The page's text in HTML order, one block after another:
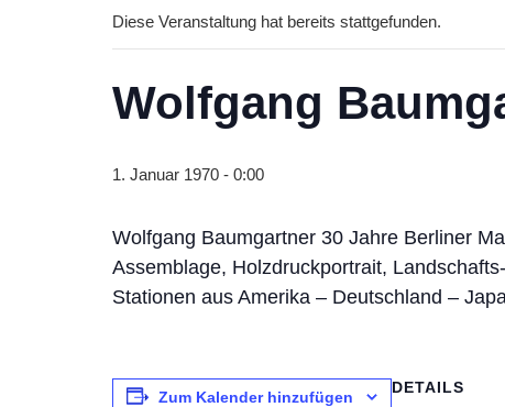
Diese Veranstaltung hat bereits stattgefunden.
Wolfgang
1. Januar 1970 - 0:00
Wolfgang Baumgartner 30 Jahre Berliner
Assemblage, Holzdruckportrait,
Stationen aus Amerika – Deutschland –
Zum Kalender hinzufügen
DETAILS